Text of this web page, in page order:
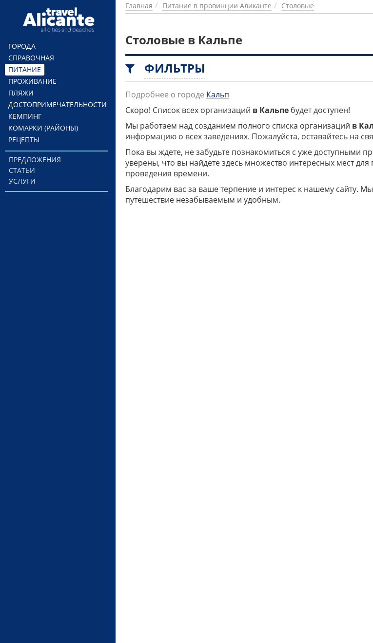
Перейти к основному содержанию
ГОРОДА
СПРАВОЧНАЯ
ПИТАНИЕ
ПРОЖИВАНИЕ
ПЛЯЖИ
ДОСТОПРИМЕЧАТЕЛЬНОСТИ
КЕМПИНГ
КОМАРКИ (РАЙОНЫ)
РЕЦЕПТЫ
ПРЕДЛОЖЕНИЯ
СТАТЬИ
УСЛУГИ
Главная Питание в провинции Аликанте Столовые
Столовые в Кальпе
ФИЛЬТРЫ
Подробнее о городе Кальп
Скоро! Список всех организаций в Кальпе будет доступен!
Мы работаем над созданием полного списка организаций в
информацию о всех заведениях. Пожалуйста, оставайтесь на
Пока вы ждете, не забудьте познакомиться с уже доступными
уверены, что вы найдете здесь множество интересных мест
проведения времени.
Благодарим вас за ваше терпение и интерес к нашему сайту.
путешествие незабываемым и удобным.